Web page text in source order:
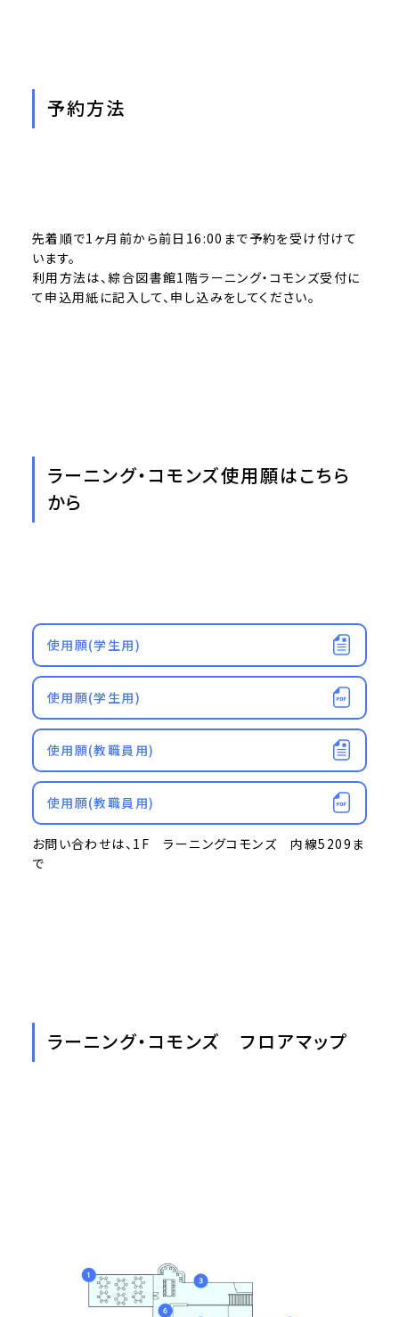
予約方法
先着順で1ヶ月前から前日16:00まで予約を受け付けて
います。
利用方法は、綜合図書館1階ラーニング・コモンズ受付に
て申込用紙に記入して、申し込みをしてください。
ラーニング・コモンズ使用願はこちら
から
使用願(学生用)
使用願(学生用)
使用願(教職員用)
使用願(教職員用)
お問い合わせは、1F ラーニングコモンズ 内線5209ま
で
ラーニング・コモンズ フロアマップ